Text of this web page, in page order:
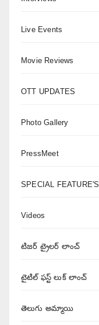
Live Events
Movie Reviews
OTT UPDATES
Photo Gallery
PressMeet
SPECIAL FEATURE'S
Videos
టిజర్ ట్రైలర్ లాంచ్
టైటిల్ ఫస్ట్ లుక్ లాంచ్
తెలుగు అమ్మాయి